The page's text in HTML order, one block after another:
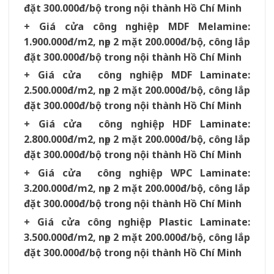
đặt 300.000đ/bộ trong nội thành Hồ Chí Minh
+ Giá cửa công nghiệp MDF Melamine:
1.900.000đ/m2, nẹp 2 mặt 200.000đ/bộ, công lắp
đặt 300.000đ/bộ trong nội thành Hồ Chí Minh
+ Giá cửa công nghiệp MDF Laminate:
2.500.000đ/m2, nẹp 2 mặt 200.000đ/bộ, công lắp
đặt 300.000đ/bộ trong nội thành Hồ Chí Minh
+ Giá cửa công nghiệp HDF Laminate:
2.800.000đ/m2, nẹp 2 mặt 200.000đ/bộ, công lắp
đặt 300.000đ/bộ trong nội thành Hồ Chí Minh
+ Giá cửa công nghiệp WPC Laminate:
3.200.000đ/m2, nẹp 2 mặt 200.000đ/bộ, công lắp
đặt 300.000đ/bộ trong nội thành Hồ Chí Minh
+ Giá cửa công nghiệp Plastic Laminate:
3.500.000đ/m2, nẹp 2 mặt 200.000đ/bộ, công lắp
đặt 300.000đ/bộ trong nội thành Hồ Chí Minh